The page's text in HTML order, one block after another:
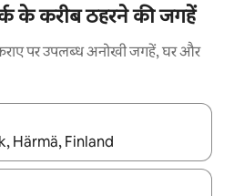
के करीब ठहरने की जगहें
पर उपलब्ध अनोखी जगहें, घर और
और डाउन 'ऐरो की' का इस्तेमाल करके नेविगेट